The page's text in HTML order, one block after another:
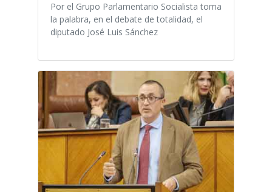
Por el Grupo Parlamentario Socialista toma
la palabra, en el debate de totalidad, el
diputado José Luis Sánchez